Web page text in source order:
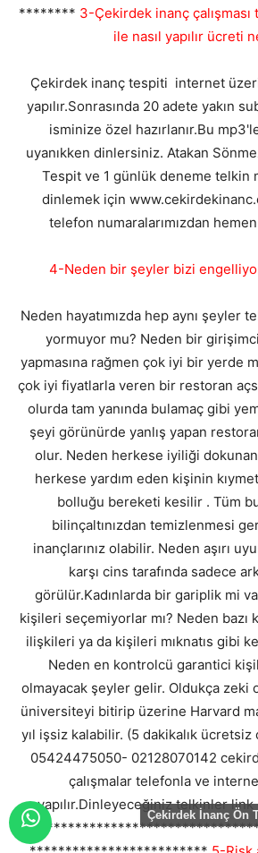
******** 3-Çekirdek inanç
ile nasıl yapılır ücreti
Çekirdek inanç tespiti internet
yapılır.Sonrasında 20 adete yakın
isminize özel hazırlanır.Bu
uyanıkken dinlersiniz. Atakan
Tespit ve 1 günlük deneme
dinlemek için
telefon numaralarımızdan
4-Neden bir şeyler bizi
Neden hayatımızda hep aynı şeyler
yormuyor mu? Neden bir
yapmasına rağmen çok iyi bir yerde
çok iyi fiyatlarla veren bir restoran
olurda tam yanında bulamaç gibi
şeyi görünürde yanlış yapan
olur. Neden herkese iyiliği
herkese yardım eden kişinin
bolluğu bereketi kesilir . Tüm
bilinçaltınızdan temizlenmesi
inançlarınız olabilir. Neden aşırı
karşı cins tarafında sadece
görülür.Kadınlarda bir gariplik mi
kişileri seçemiyorlar mı? Neden bazı
ilişkileri ya da kişileri mıknatıs gibi
Neden en kontrolcü garantici
olmayacak şeyler gelir. Oldukça zeki
üniversiteyi bitirip üzerine Harvard
yıl işsiz kalabilir. (5 dakikalık ücretsiz
05424475050- 02128070142
çalışmalar telefonla ve
yapılır.Dinleyeceğiniz telkinler link
Çekirdek İnanç Ön